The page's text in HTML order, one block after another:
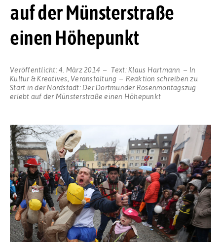
auf der Münsterstraße
einen Höhepunkt
Veröffentlicht:4. März 2014 Text:Klaus Hartmann
In
Kultur & Kreatives, Veranstaltung Reaktion schreiben zu
Start in der Nordstadt: Der Dortmunder Rosenmontagszug
erlebt auf der Münsterstraße einen Höhepunkt